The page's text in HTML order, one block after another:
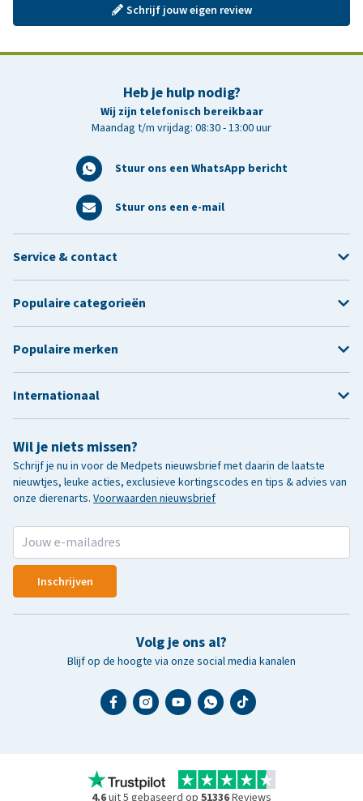
Schrijf jouw eigen review
Heb je hulp nodig?
Wij zijn telefonisch bereikbaar
Maandag t/m vrijdag: 08:30 - 13:00 uur
Stuur ons een WhatsApp bericht
Stuur ons een e-mail
Wil je niets missen?
Schrijf je nu in voor de Medpets nieuwsbrief met daarin de laatste
nieuwtjes, leuke acties, exclusieve kortingscodes en tips & advies van
onze dierenarts. Voorwaarden nieuwsbrief
Inschrijven
Volg je ons al?
Blijf op de hoogte via onze social media kanalen
Service & contact
Populaire categorieën
Populaire merken
Internationaal
4.6uit 5 gebaseerd op 51336Reviews